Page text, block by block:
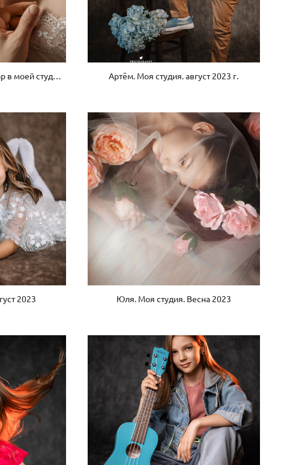
Материнство. Ольга и Макар в моей студии. Сентябрь 2023. Артём. Моя студия. август 2023 г.
2023 Юля. Моя студия. Весна 2023